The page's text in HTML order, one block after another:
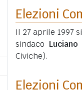
Elezioni
Il 27 aprile 1997
sindaco
Civiche).
Elezioni